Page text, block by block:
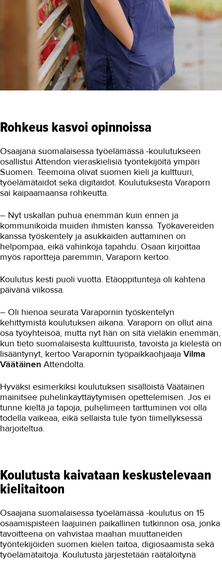
OPISKELIJAKSI
YRITYKSILLE
TAKK
AJANKOHTAISTA
OMA TAKK
IN ENGLISH
Rohkeus kasvoi opinnoissa
Osaajana suomalaisessa työelämässä -koulutukseen
osallistui Attendon vieraskielisiä työntekijöitä ympäri
Suomen. Teemoina olivat suomen kieli ja kulttuuri,
työelämätaidot sekä digitaidot. Koulutuksesta Varaporn
sai kaipaamaansa rohkeutta.
– Nyt uskallan puhua enemmän kuin ennen ja
kommunikoida muiden ihmisten kanssa. Työkavereiden
kanssa työskentely ja asukkaiden auttaminen on
helpompaa, eikä vahinkoja tapahdu. Osaan kirjoittaa
myös raportteja paremmin, Varaporn kertoo.
Koulutus kesti puoli vuotta. Etäoppitunteja oli kahtena
päivänä viikossa.
– Oli hienoa seurata Varapornin työskentelyn
kehittymistä koulutuksen aikana. Varaporn on ollut aina
osa työyhteisöä, mutta nyt hän on sitä vieläkin enemmän,
kun tieto suomalaisesta kulttuurista, tavoista ja kielestä on
lisääntynyt, kertoo Varapornin työpaikkaohjaaja Vilma
Väätäinen Attendolta.
Hyväksi esimerkiksi koulutuksen sisällöistä Väätäinen
mainitsee puhelinkäyttäytymisen opettelemisen. Jos ei
tunne kieltä ja tapoja, puhelimeen tarttuminen voi olla
todella vaikeaa, eikä sellaista tule työn tiimellyksessä
harjoiteltua.
Koulutusta kaivataan keskustelevaan
kielitaitoon
Osaajana suomalaisessa työelämässä -koulutus on 15
osaamispisteen laajuinen paikallinen tutkinnon osa, jonka
tavoitteena on vahvistaa maahan muuttaneiden
työntekijöiden suomen kielen taitoa, digiosaamista sekä
työelämätaitoja. Koulutusta järjestetään räätälöitynä